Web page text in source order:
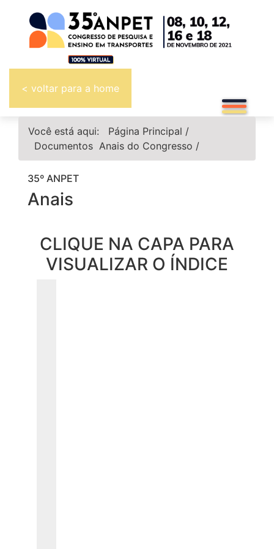
< voltar para a home
Você está aqui: Página Principal /
Documentos Anais do Congresso /
35º ANPET
Anais
CLIQUE NA CAPA PARA
VISUALIZAR O ÍNDICE